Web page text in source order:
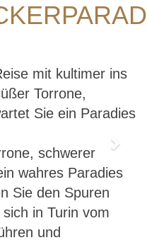
mit kultimer ins
Torrone,
Sie ein Paradies
Next
schwerer
wahres Paradies
Sie den Spuren
in Turin vom
und